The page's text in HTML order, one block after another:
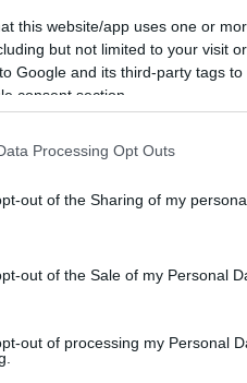
this website/app uses one or
but not limited to your visit
Google and its third-party tags
consent section.
Processing Opt Outs
out of the Sharing of my
out of the Sale of my Personal
out of processing my Personal